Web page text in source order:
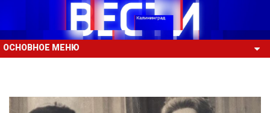
ОСНОВНОЕ МЕНЮ